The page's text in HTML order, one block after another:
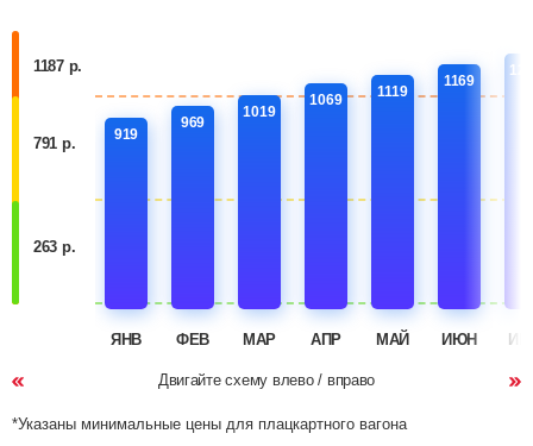
1187 р.
791 р.
263 р.
919
ЯНВ
969
ФЕВ
1019
МАР
1069
АПР
1119
МАЙ
1169
ИЮН
Двигайте схему влево / вправо
*Указаны минимальные цены для плацкартного вагона